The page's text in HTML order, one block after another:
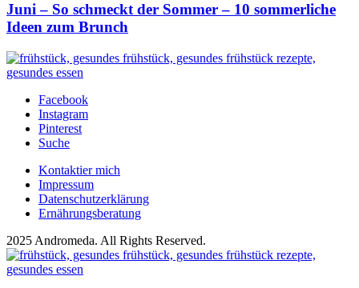
Juni – So schmeckt der Sommer – 10 sommerliche
Ideen zum Brunch
Facebook
Instagram
Pinterest
Suche
Kontaktier mich
Impressum
Datenschutzerklärung
Ernährungsberatung
2025 Andromeda. All Rights Reserved.